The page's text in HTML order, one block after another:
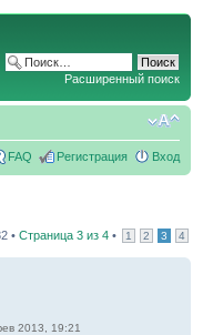
Расширенный поиск
FAQ Регистрация Вход
• Страница 3 из 4 • 1 2 3 4
2013, 19:21